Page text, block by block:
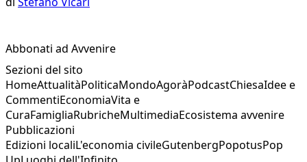
Abbonati ad Avvenire
Sezioni del sito
HomeAttualitàPoliticaMondoAgoràPodcastChiesaIdee e
CommentiEconomiaVita e
CuraFamigliaRubricheMultimediaEcosistema avvenire
Pubblicazioni
Edizioni localiL'economia civileGutenbergPopotusPop